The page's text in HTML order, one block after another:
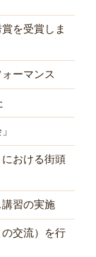
を受賞しま
ーマンス
における街頭
講習の実施
交流）を行